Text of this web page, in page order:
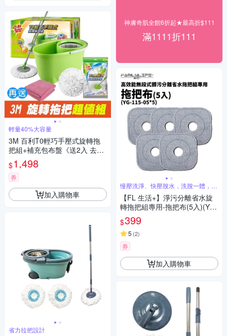
輕量40%大容量
3M 百利T0輕巧手壓式旋轉拖
把組+補充包布盤《送2入 去污
擦拭布》
$1,498
券
加入購物車
省力拉把設計
神膚奇肌全館6折起★最高折$111
滿1111折111
慢壓洗淨、快壓脫水，洗脫一體，一
桿搞定
【FL 生活+】淨污分離省水旋
轉拖把組專用-拖把布(5入)(YG-
115-05)
$399
5 (2)
券
加入購物車